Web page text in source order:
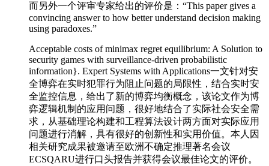
而另外一个评审专家给出的评价是：“This paper gives a
convincing answer to how better understand decision making
using paradoxes.”
Acceptable costs of minimax regret equilibrium: A Solution to
security games with surveillance-driven probabilistic
information}. Expert Systems with Applications一文针对安
全博弈在实时犯罪行为阻止问题的局限性，结合实时安
全监控信息，给出了新的博弈均衡概念，该论文作为博
弈逻辑机制的应用问题，很好地结合了实际社会安全需
求，从基础理论构建和工程算法设计两方面对实际应用
问题进行消解，具有很好的创新性和实用价值。本人因
相关研究成果被邀请至欧洲不确定推理著名会议
ECSQARU进行口头报告并获得会议最佳论文的评价。